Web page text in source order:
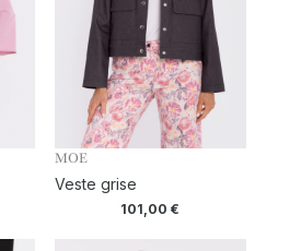
MOE
Veste grise
101,00€